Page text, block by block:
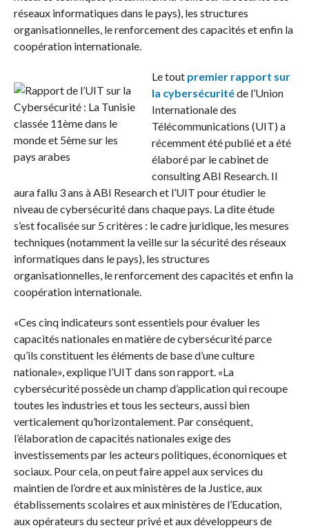
réseaux informatiques dans le pays), les structures
organisationnelles, le renforcement des capacités et enfin la
coopération internationale.
Le tout premier rapport sur
la cybersécuritéde l’Union
Internationale des
Télécommunications (UIT) a
récemment été publié et a été
élaboré par le cabinet de
consulting ABI Research. Il
aura fallu 3 ans à ABI Research et l’UIT pour étudier le
niveau de cybersécurité dans chaque pays. La dite étude
s’est focalisée sur 5 critères : le cadre juridique, les mesures
techniques (notamment la veille sur la sécurité des réseaux
informatiques dans le pays), les structures
organisationnelles, le renforcement des capacités et enfin la
coopération internationale.
«Ces cinq indicateurs sont essentiels pour évaluer les
capacités nationales en matière de cybersécurité parce
qu’ils constituent les éléments de base d’une culture
nationale», explique l’UIT dans son rapport. «La
cybersécurité possède un champ d’application qui recoupe
toutes les industries et tous les secteurs, aussi bien
verticalement qu’horizontalement. Par conséquent,
l’élaboration de capacités nationales exige des
investissements par les acteurs politiques, économiques et
sociaux. Pour cela, on peut faire appel aux services du
maintien de l’ordre et aux ministères de la Justice, aux
établissements scolaires et aux ministères de l’Education,
aux opérateurs du secteur privé et aux développeurs de